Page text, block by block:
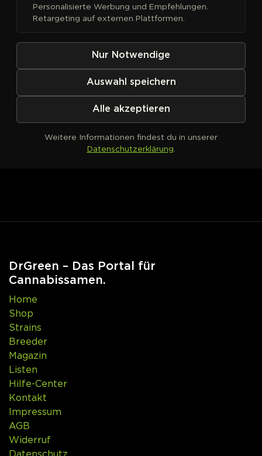
Kein Produkt definiert
DrGreen – Das Portal für
Cannabissamen.
Home
Shop
Strains
Breeder
Magazin
Listen
Hilfe-Center
Kontakt
Impressum
AGB
Widerruf
Datenschutz
Personalisierte Werbung und Empfehlungen.
Retargeting auf externen Plattformen.
Nur Notwendige
Auswahl speichern
Alle akzeptieren
Weitere Informationen findest du in unserer
Datenschutzerklärung